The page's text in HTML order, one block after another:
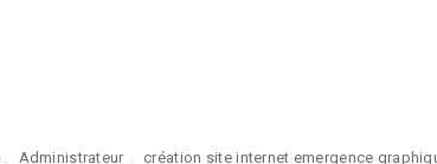
Administrateur création site internet emergence